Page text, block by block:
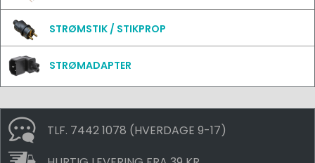
STRØMSTIK / STIKPROP
STRØMADAPTER
TLF. 7442 1078 (HVERDAGE 9-17)